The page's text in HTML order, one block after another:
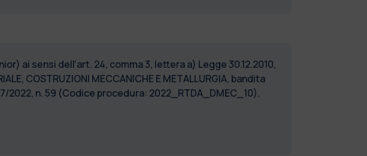
ai sensi dell'art. 24, comma 3, lettera a) Legge 30.12.2010,
COSTRUZIONI MECCANICHE E METALLURGIA, bandita
n. 59 (Codice procedura: 2022_RTDA_DMEC_10).